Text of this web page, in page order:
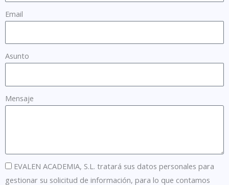
Email
Asunto
Mensaje
EVALEN ACADEMIA, S.L. tratará sus datos personales para
gestionar su solicitud de información, para lo que contamos